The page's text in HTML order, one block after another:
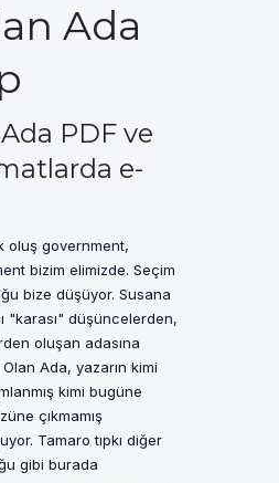
Ada
PDF ve
e-
oluş government,
bizim elimizde. Seçim
bize düşüyor. Susana
"karası" düşüncelerden,
oluşan adasına
Ada, yazarın kimi
kimi bugüne
çıkmamış
Tamaro tıpkı diğer
gibi burada